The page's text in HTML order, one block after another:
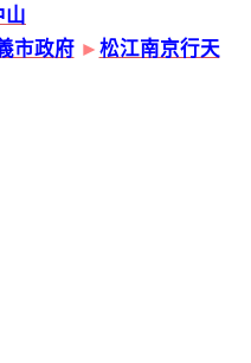
山
市政府► 松江南京行天